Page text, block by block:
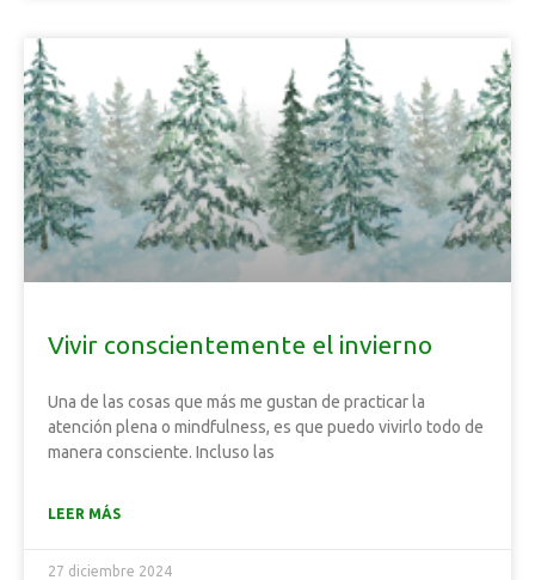
Vivir conscientemente el invierno
Una de las cosas que más me gustan de practicar la
atención plena o mindfulness, es que puedo vivirlo todo de
manera consciente. Incluso las
LEER MÁS
27 diciembre 2024